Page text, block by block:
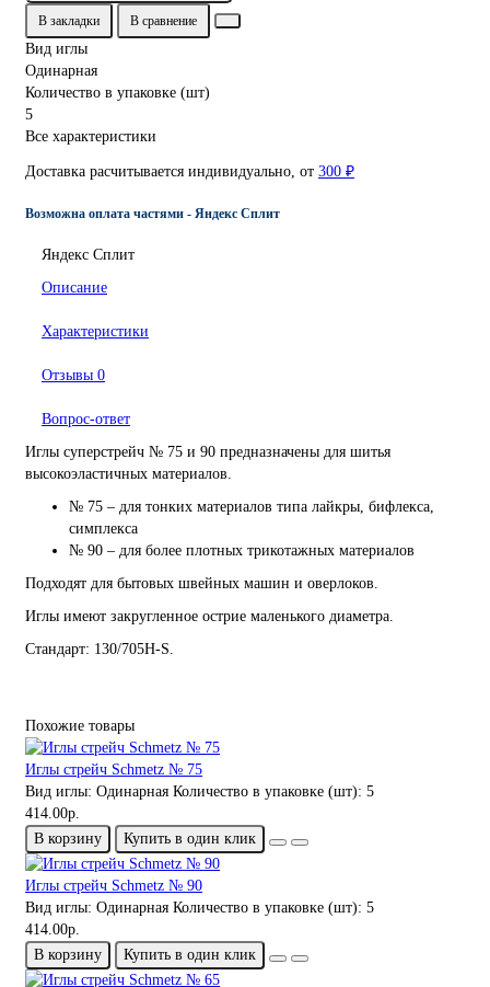
В закладки В сравнение
Вид иглы
Одинарная
Количество в упаковке (шт)
5
Все характеристики
Доставка расчитывается индивидуально, от 300 ₽
Возможна оплата частями - Яндекс Сплит
Яндекс Сплит
Описание
Характеристики
Отзывы 0
Вопрос-ответ
Иглы суперстрейч № 75 и 90 предназначены для шитья
высокоэластичных материалов.
№ 75 – для тонких материалов типа лайкры, бифлекса,
симплекса
№ 90 – для более плотных трикотажных материалов
Подходят для бытовых швейных машин и оверлоков.
Иглы имеют закругленное острие маленького диаметра.
Стандарт: 130/705H-S.
Похожие товары
Иглы стрейч Schmetz № 75
Вид иглы: Одинарная Количество в упаковке (шт): 5
414.00р.
В корзину
Купить в один клик
Иглы стрейч Schmetz № 90
Вид иглы: Одинарная Количество в упаковке (шт): 5
414.00р.
В корзину
Купить в один клик